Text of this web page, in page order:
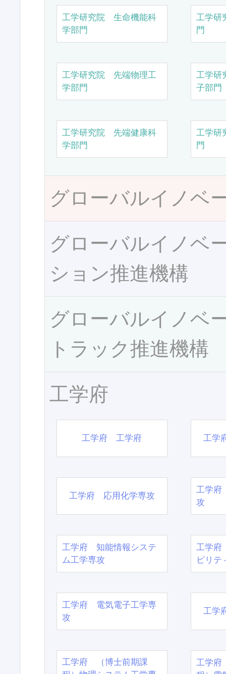
工学研究院 生命機能科
学部門
工学研
門
工学研究院 先端物理工
学部門
工学研
子部門
工学研究院 先端健康科
学部門
工学研
門
グローバルイノベ
グローバルイノベ
ション推進機構
グローバルイノベ
トラック推進機構
工学府
工学府 工学府 工学
工学府 応用化学専攻
工学府
攻
工学府 知能情報システ
ム工学専攻
工学府
ビリテ
工学府 電気電子工学専
攻
工学
工学府 （博士前期課
工学